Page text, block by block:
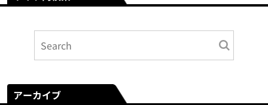
アーカイブ